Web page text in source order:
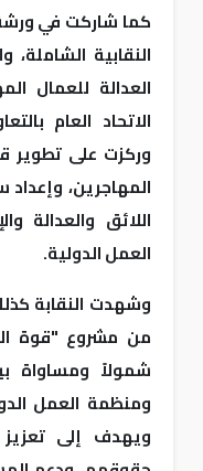
كما شاركت في
النقابية الشاملة،
العدالة للعمال
الاتحاد العام
وركزت على تطوير
المهاجرين،
اللائق والعدالة
العمل الدولية.
وشهدت النقابة
من مشروع "قوة
شمولاً ومساواة
ومنظمة العمل
ويهدف إلى